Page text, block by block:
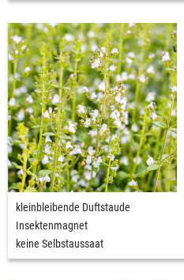
kleinbleibende Duftstaude
Insektenmagnet
keine Selbstaussaat